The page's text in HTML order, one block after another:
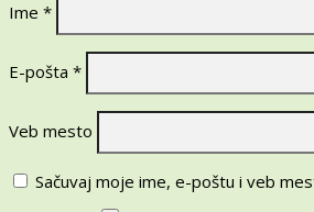
Ime *
E-pošta *
Veb mesto
Sačuvaj moje ime, e-poštu i veb